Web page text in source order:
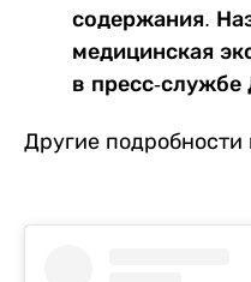
содержания.
медицинская
в пресс-
Другие